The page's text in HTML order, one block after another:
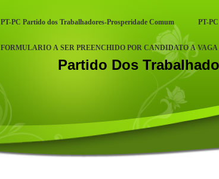
PT-PC Partido dos Trabalhadores-Prosperidade Comum PT-
FORMULARIO A SER PREENCHIDO POR CANDIDATO A VAGA
Partido Dos
PT-PC Igreja unitarista